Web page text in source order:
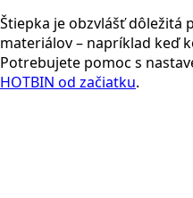
Štiepka je obzvlášť dôležitá
materiálov – napríklad keď
Potrebujete pomoc s
HOTBIN od začiatku.